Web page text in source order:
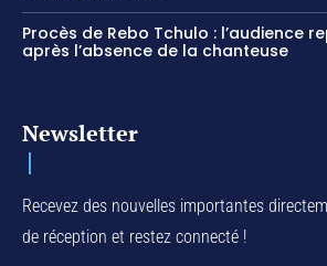
Procès de Rebo Tchulo : l’audience
après l’absence de la chanteuse
Newsletter
Recevez des nouvelles importantes
de réception et restez connecté !